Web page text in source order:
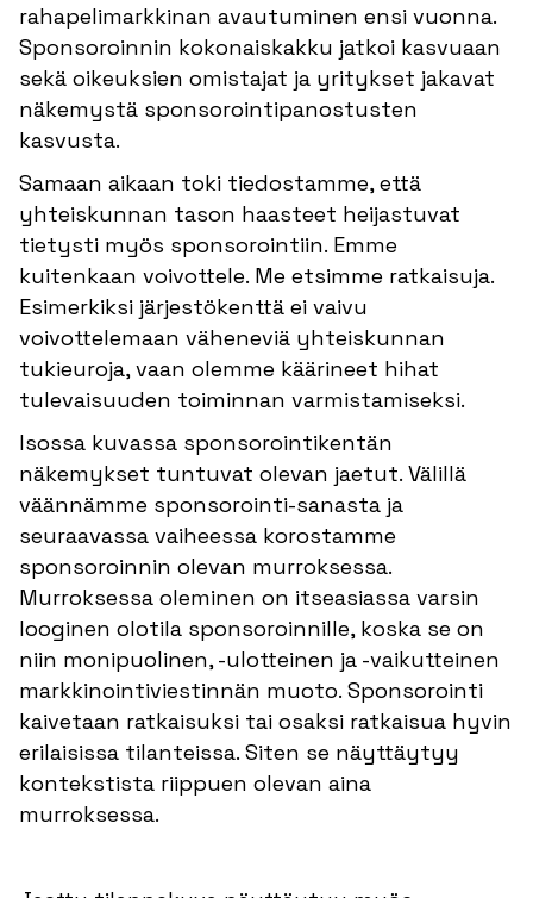
rahapelimarkkinan avautuminen ensi vuonna.
Sponsoroinnin kokonaiskakku jatkoi kasvuaan
sekä oikeuksien omistajat ja yritykset jakavat
näkemystä sponsorointipanostusten
kasvusta.
Samaan aikaan toki tiedostamme, että
yhteiskunnan tason haasteet heijastuvat
tietysti myös sponsorointiin. Emme
kuitenkaan voivottele. Me etsimme ratkaisuja.
Esimerkiksi järjestökenttä ei vaivu
voivottelemaan väheneviä yhteiskunnan
tukieuroja, vaan olemme käärineet hihat
tulevaisuuden toiminnan varmistamiseksi.
Isossa kuvassa sponsorointikentän
näkemykset tuntuvat olevan jaetut. Välillä
väännämme sponsorointi-sanasta ja
seuraavassa vaiheessa korostamme
sponsoroinnin olevan murroksessa.
Murroksessa oleminen on itseasiassa varsin
looginen olotila sponsoroinnille, koska se on
niin monipuolinen, -ulotteinen ja -vaikutteinen
markkinointiviestinnän muoto. Sponsorointi
kaivetaan ratkaisuksi tai osaksi ratkaisua hyvin
erilaisissa tilanteissa. Siten se näyttäytyy
kontekstista riippuen olevan aina
murroksessa.